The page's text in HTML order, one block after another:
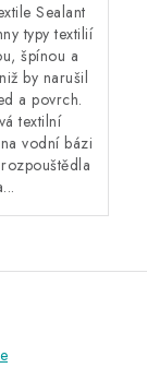
Sealant
typy textilií
špínou a
by narušil
a povrch.
textilní
vodní bázi